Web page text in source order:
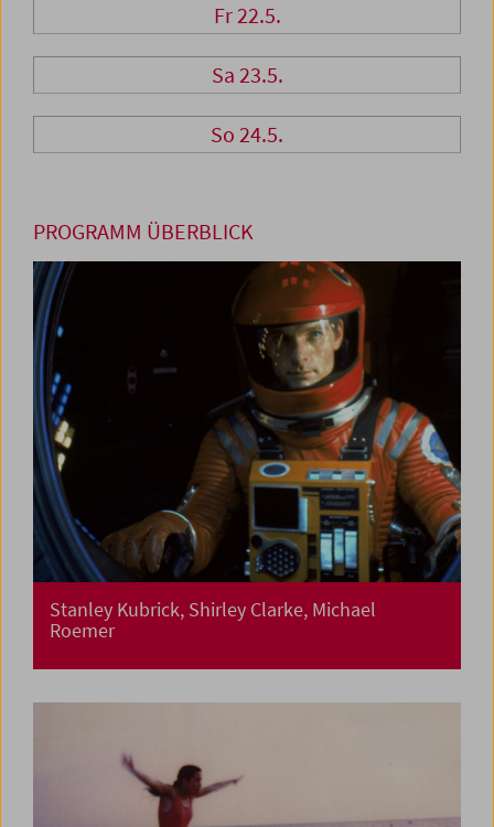
Fr 22.5.
Sa 23.5.
So 24.5.
PROGRAMM ÜBERBLICK
Stanley Kubrick, Shirley Clarke, Michael
Roemer